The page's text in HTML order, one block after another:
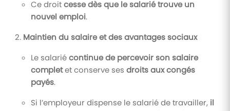
Ce droitcesse dès que le salarié trouve un
nouvel emploi.
Maintien du salaire et des avantages sociaux
Le salariécontinue de percevoir son salaire
completet conserve ses droits aux congés
payés.
Si l’employeur dispense le salarié de travailler, il